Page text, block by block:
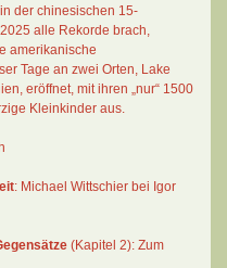
der chinesischen 15-
alle Rekorde brach,
amerikanische
Tage an zwei Orten, Lake
eröffnet, mit ihren „nur“ 1500
Kleinkinder aus.
: Michael Wittschier bei Igor
(Kapitel 2): Zum